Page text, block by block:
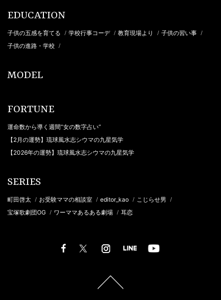
EDUCATION
子供の五感を育てる / 学校行事コーデ / 教育現場より / 子供の習い事 /
子供の進路・学校 /
MODEL
FORTUNE
運命数から導く週間“女の数字占い”
【2月の運勢】琉球風水志シウマの九星気学
【2026年の運勢】琉球風水志シウマの九星気学
SERIES
町田啓太 / お受験ママの相談室 / editor_kao / こじらせ男 /
宝塚歌劇団OG / ワーママあるある劇場 / 耳恋